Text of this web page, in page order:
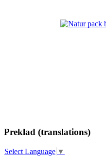
Preklad (translations)
Select Language ▼